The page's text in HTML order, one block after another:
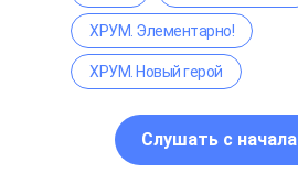
ХРУМ. Элементарно!
ХРУМ. Новый герой
Слушать с начала